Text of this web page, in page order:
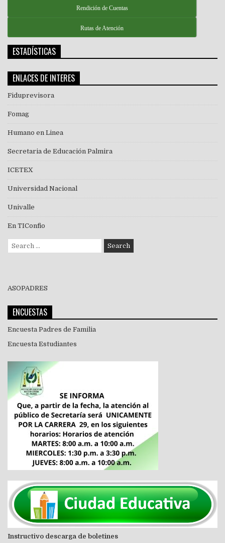
Rendición de Cuentas
Rutas de Atención
ESTADÍSTICAS
ENLACES DE INTERES
Fiduprevisora
Fomag
Humano en Linea
Secretaria de Educación Palmira
ICETEX
Universidad Nacional
Univalle
En TIConfio
Search
for:
ASOPADRES
ENCUESTAS
Encuesta Padres de Familia
Encuesta Estudiantes
Instructivo descarga de boletines